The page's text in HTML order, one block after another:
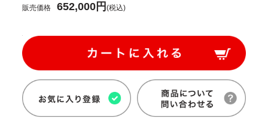
販売価格 652,000円(税込)